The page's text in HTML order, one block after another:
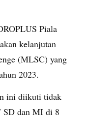
Piala
kelanjutan
(MLSC) yang
2023.
ini diikuti tidak
SD dan MI di 8